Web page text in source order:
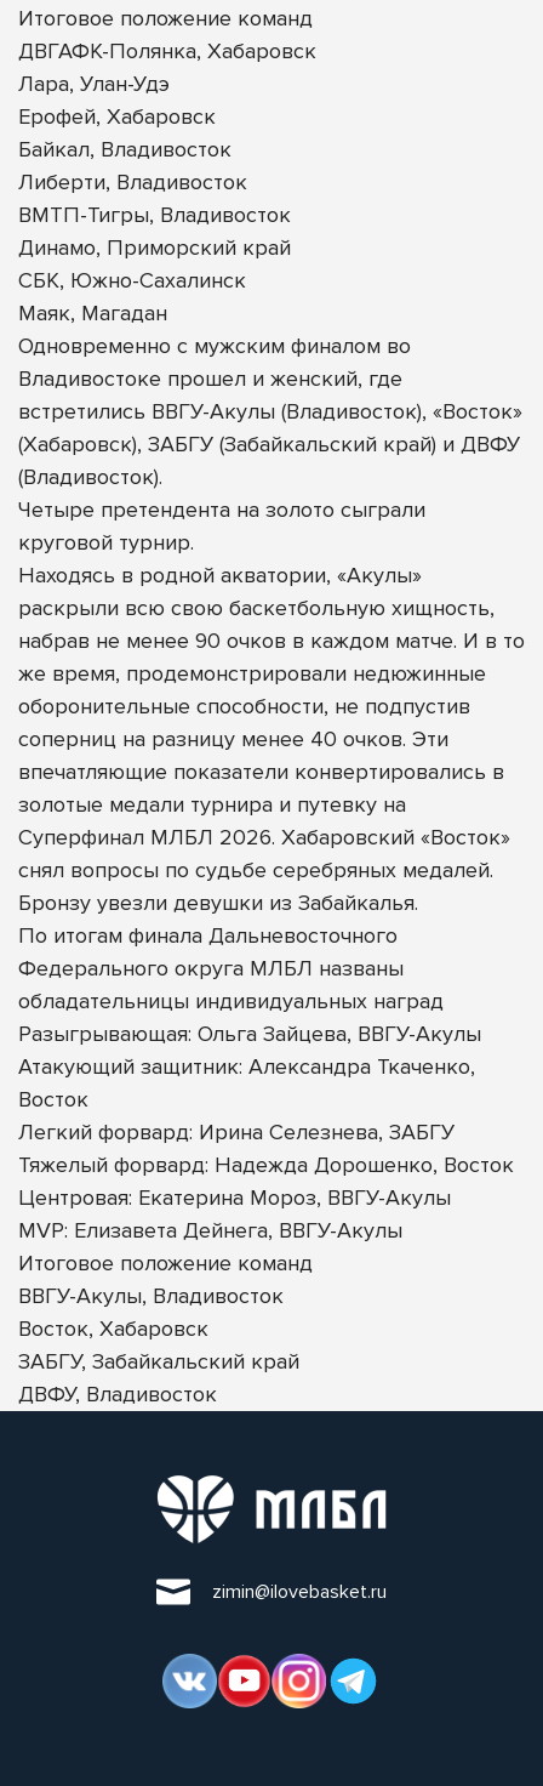
Итоговое положение команд
ДВГАФК-Полянка, Хабаровск
Лара, Улан-Удэ
Ерофей, Хабаровск
Байкал, Владивосток
Либерти, Владивосток
ВМТП-Тигры, Владивосток
Динамо, Приморский край
СБК, Южно-Сахалинск
Маяк, Магадан
Одновременно с мужским финалом во
Владивостоке прошел и женский, где
встретились ВВГУ-Акулы (Владивосток), «Восток»
(Хабаровск), ЗАБГУ (Забайкальский край) и ДВФУ
(Владивосток).
Четыре претендента на золото сыграли
круговой турнир.
Находясь в родной акватории, «Акулы»
раскрыли всю свою баскетбольную хищность,
набрав не менее 90 очков в каждом матче. И в то
же время, продемонстрировали недюжинные
оборонительные способности, не подпустив
соперниц на разницу менее 40 очков. Эти
впечатляющие показатели конвертировались в
золотые медали турнира и путевку на
Суперфинал МЛБЛ 2026. Хабаровский «Восток»
снял вопросы по судьбе серебряных медалей.
Бронзу увезли девушки из Забайкалья.
По итогам финала Дальневосточного
Федерального округа МЛБЛ названы
обладательницы индивидуальных наград
Разыгрывающая: Ольга Зайцева, ВВГУ-Акулы
Атакующий защитник: Александра Ткаченко,
Восток
Легкий форвард: Ирина Селезнева, ЗАБГУ
Тяжелый форвард: Надежда Дорошенко, Восток
Центровая: Екатерина Мороз, ВВГУ-Акулы
MVP: Елизавета Дейнега, ВВГУ-Акулы
Итоговое положение команд
ВВГУ-Акулы, Владивосток
Восток, Хабаровск
ЗАБГУ, Забайкальский край
ДВФУ, Владивосток
zimin@ilovebasket.ru